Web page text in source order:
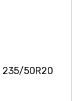
235/50R20